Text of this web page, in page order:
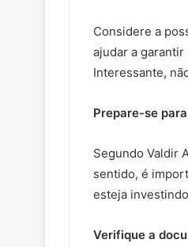
Considere a
ajudar a
Interessante,
Prepare-se
Segundo Valdir
sentido, é
esteja
Verifique a